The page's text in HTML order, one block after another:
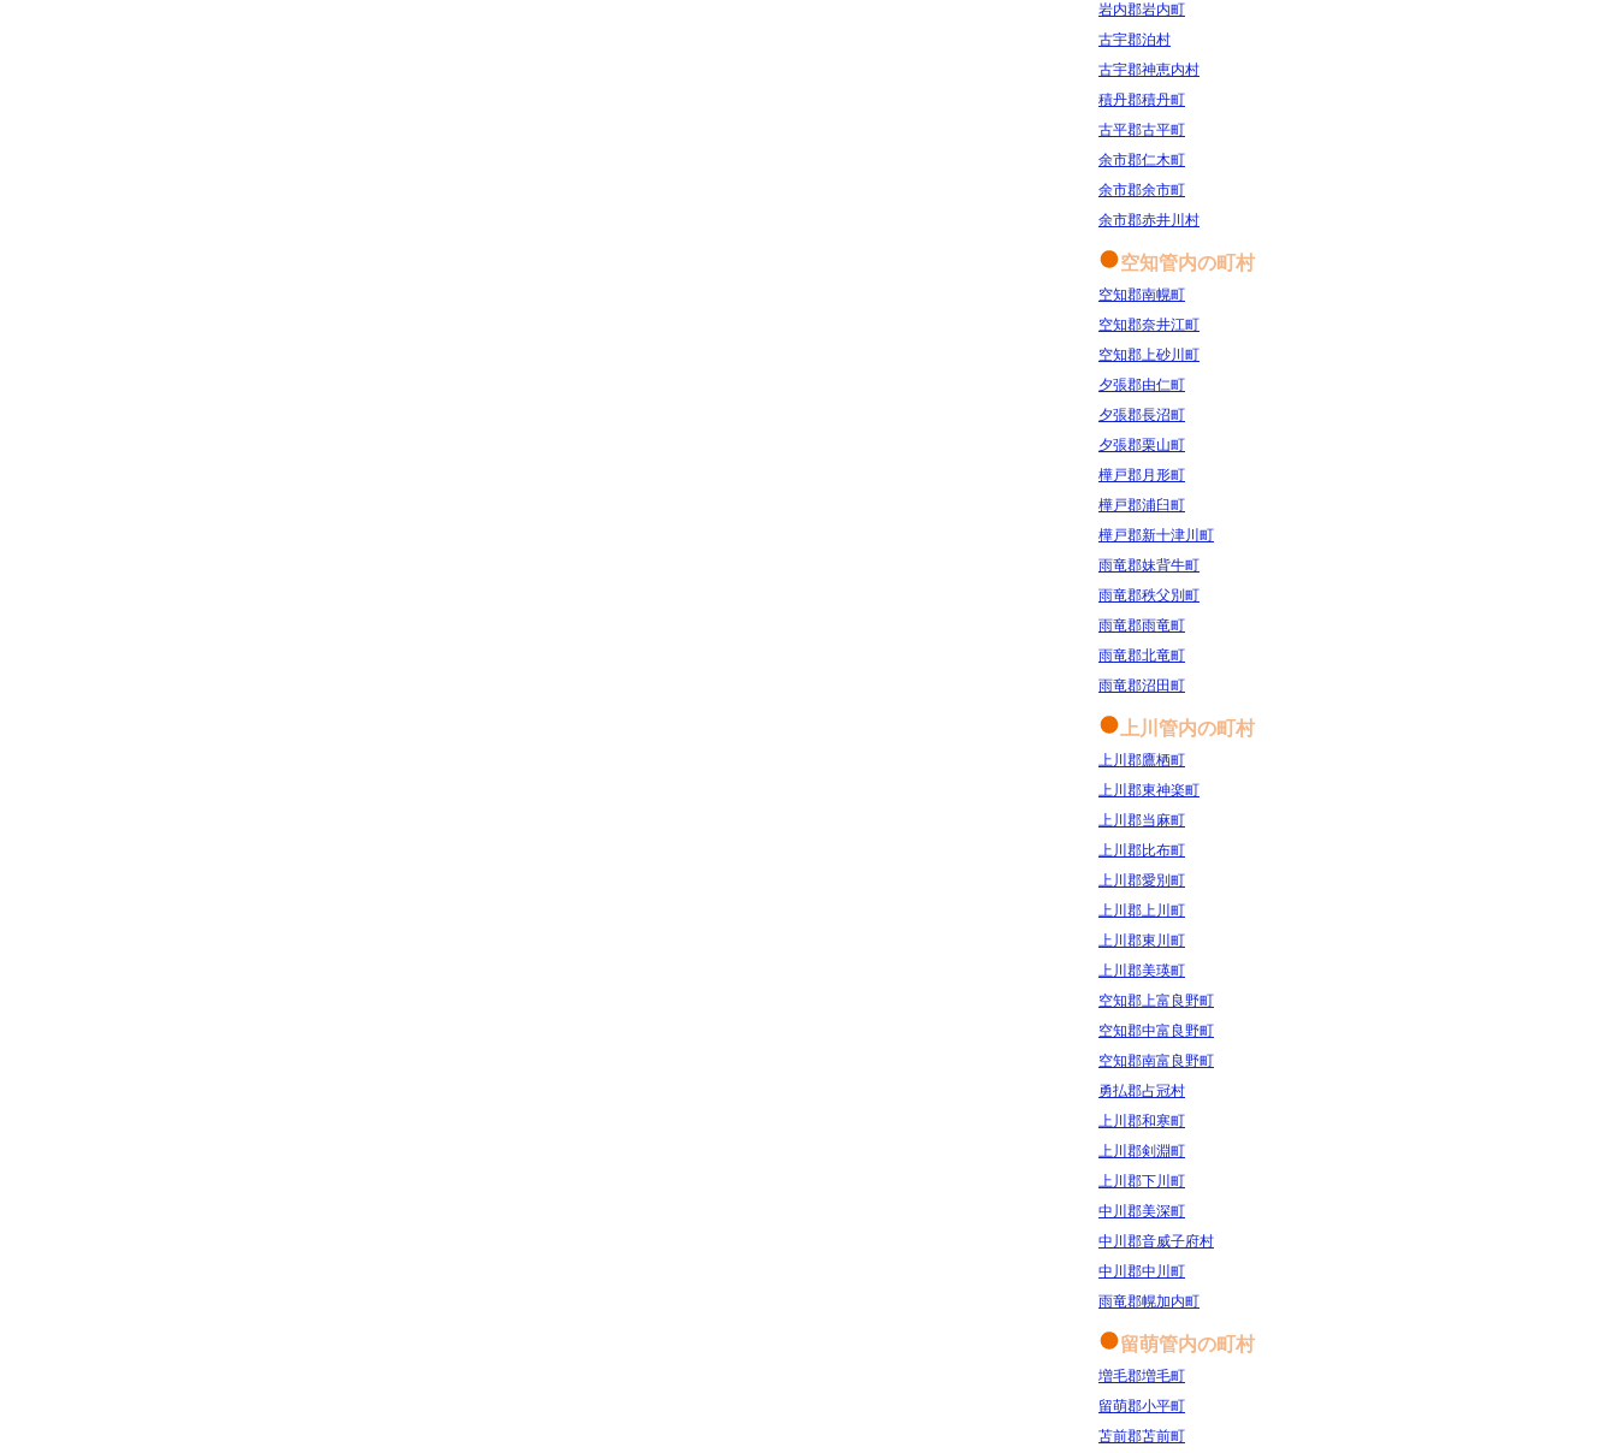
岩内郡岩内町
古宇郡泊村
古宇郡神恵内村
積丹郡積丹町
古平郡古平町
余市郡仁木町
余市郡余市町
余市郡赤井川村
空知管内の町村
空知郡南幌町
空知郡奈井江町
空知郡上砂川町
夕張郡由仁町
夕張郡長沼町
夕張郡栗山町
樺戸郡月形町
樺戸郡浦臼町
樺戸郡新十津川町
雨竜郡妹背牛町
雨竜郡秩父別町
雨竜郡雨竜町
雨竜郡北竜町
雨竜郡沼田町
上川管内の町村
上川郡鷹栖町
上川郡東神楽町
上川郡当麻町
上川郡比布町
上川郡愛別町
上川郡上川町
上川郡東川町
上川郡美瑛町
空知郡上富良野町
空知郡中富良野町
空知郡南富良野町
勇払郡占冠村
上川郡和寒町
上川郡剣淵町
上川郡下川町
中川郡美深町
中川郡音威子府村
中川郡中川町
雨竜郡幌加内町
留萌管内の町村
増毛郡増毛町
留萌郡小平町
苫前郡苫前町